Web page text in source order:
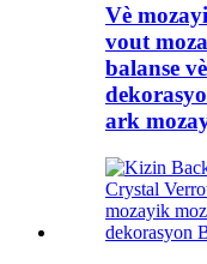
Vè
vout
balanse
ark